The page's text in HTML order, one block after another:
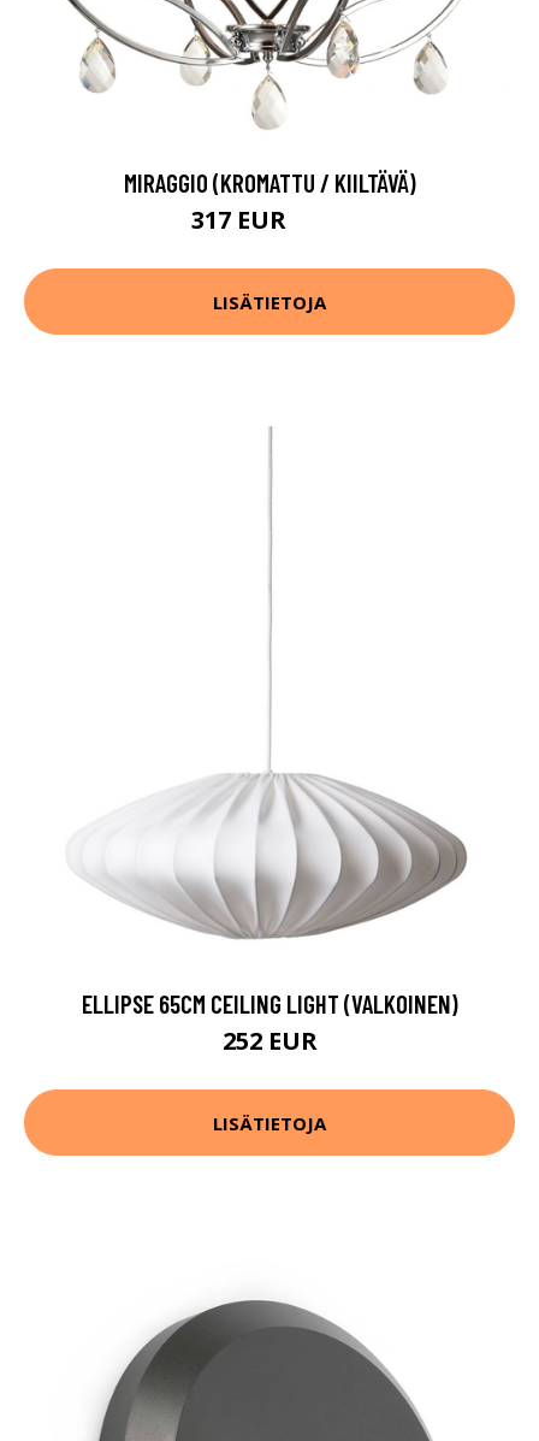
MIRAGGIO (KROMATTU / KIILTÄVÄ)
317 EUR
LISÄTIETOJA
ELLIPSE 65CM CEILING LIGHT (VALKOINEN)
252 EUR
LISÄTIETOJA